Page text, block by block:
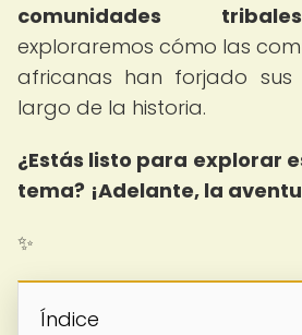
comunidades
exploraremos cómo las
africanas han forjado
largo de la historia.
¿Estás listo para explorar
tema? ¡Adelante, la
✨
Índice